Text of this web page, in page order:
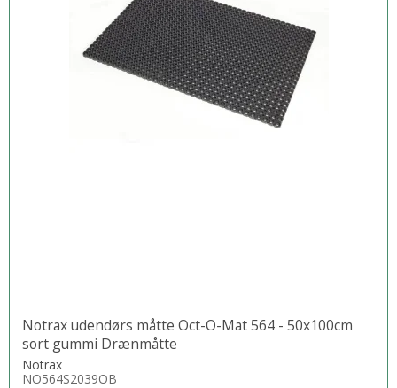
Notrax udendørs måtte Oct-O-Mat 564 - 50x100cm
sort gummi Drænmåtte
Notrax
NO564S2039OB